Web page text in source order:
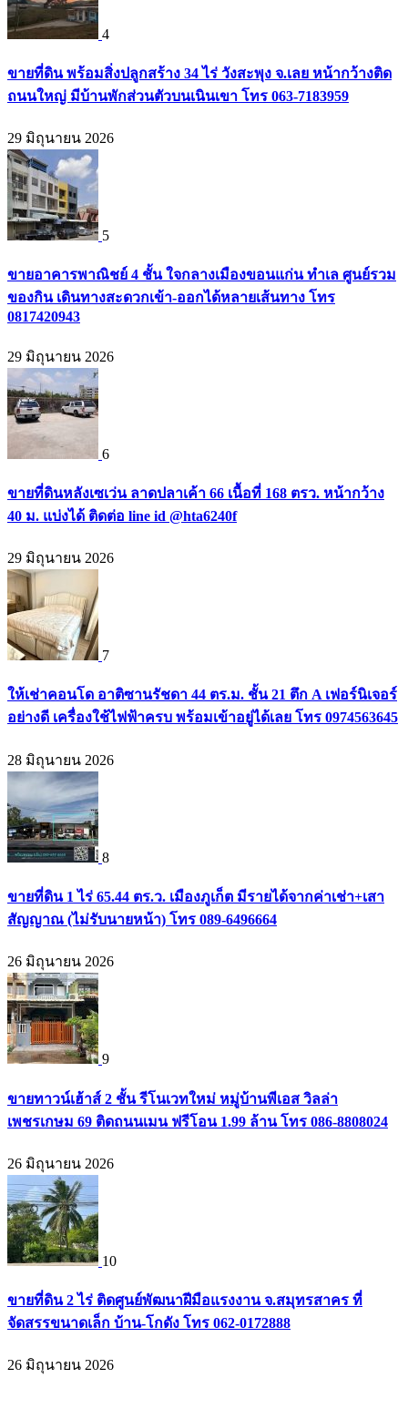
4
ขายที่ดิน พร้อมสิ่งปลูกสร้าง 34 ไร่ วังสะพุง จ.เลย หน้ากว้างติด
ถนนใหญ่ มีบ้านพักส่วนตัวบนเนินเขา โทร 063-7183959
29 มิถุนายน 2026
5
ขายอาคารพาณิชย์ 4 ชั้น ใจกลางเมืองขอนแก่น ทำเล ศูนย์รวม
ของกิน เดินทางสะดวกเข้า-ออกได้หลายเส้นทาง โทร
0817420943
29 มิถุนายน 2026
6
ขายที่ดินหลังเซเว่น ลาดปลาเค้า 66 เนื้อที่ 168 ตรว. หน้ากว้าง
40 ม. แบ่งได้ ติดต่อ line id @hta6240f
29 มิถุนายน 2026
7
ให้เช่าคอนโด อาติซานรัชดา 44 ตร.ม. ชั้น 21 ตึก A เฟอร์นิเจอร์
อย่างดี เครื่องใช้ไฟฟ้าครบ พร้อมเข้าอยู่ได้เลย โทร 0974563645
28 มิถุนายน 2026
8
ขายที่ดิน 1 ไร่ 65.44 ตร.ว. เมืองภูเก็ต มีรายได้จากค่าเช่า+เสา
สัญญาณ (ไม่รับนายหน้า) โทร 089-6496664
26 มิถุนายน 2026
9
ขายทาวน์เฮ้าส์ 2 ชั้น รีโนเวทใหม่ หมู่บ้านพีเอส วิลล่า
เพชรเกษม 69 ติดถนนเมน ฟรีโอน 1.99 ล้าน โทร 086-8808024
26 มิถุนายน 2026
10
ขายที่ดิน 2 ไร่ ติดศูนย์พัฒนาฝีมือแรงงาน จ.สมุทรสาคร ที่
จัดสรรขนาดเล็ก บ้าน-โกดัง โทร 062-0172888
26 มิถุนายน 2026